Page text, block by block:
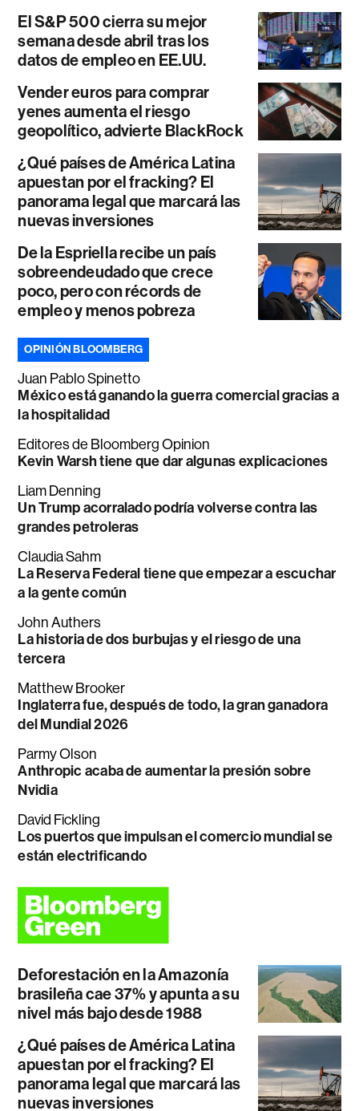
El S&P 500 cierra su mejor
semana desde abril tras los
datos de empleo en EE.UU.
Vender euros para comprar
yenes aumenta el riesgo
geopolítico, advierte BlackRock
¿Qué países de América Latina
apuestan por el fracking? El
panorama legal que marcará las
nuevas inversiones
De la Espriella recibe un país
sobreendeudado que crece
poco, pero con récords de
empleo y menos pobreza
OPINIÓN BLOOMBERG
Juan Pablo Spinetto
México está ganando la guerra comercial gracias a
la hospitalidad
Editores de Bloomberg Opinion
Kevin Warsh tiene que dar algunas explicaciones
Liam Denning
Un Trump acorralado podría volverse contra las
grandes petroleras
Claudia Sahm
La Reserva Federal tiene que empezar a escuchar
a la gente común
John Authers
La historia de dos burbujas y el riesgo de una
tercera
Matthew Brooker
Inglaterra fue, después de todo, la gran ganadora
del Mundial 2026
Parmy Olson
Anthropic acaba de aumentar la presión sobre
Nvidia
David Fickling
Los puertos que impulsan el comercio mundial se
están electrificando
Deforestación en la Amazonía
brasileña cae 37% y apunta a su
nivel más bajo desde 1988
¿Qué países de América Latina
apuestan por el fracking? El
panorama legal que marcará las
nuevas inversiones